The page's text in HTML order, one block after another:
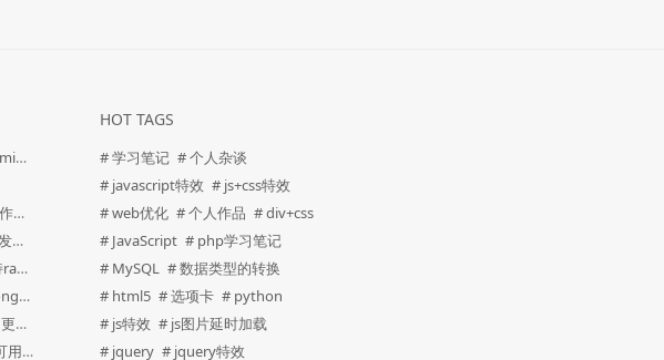
gsadmin发布脚手架工具 gsadminCli 助力快速开发
gin框架利用中间件记录用户操作行为
GS Admin 后端基于 golang 开发的企业级管理后台
thinkphp6的队列服务扩展支持rabbitmq
mongodb 好用的图表工具 mongodb charts
es+kibana个人使用笔记（后期更新）
个人lvs+keepalived+nginx 高可用负载均衡笔记
HOT TAGS
# 学习笔记 # 个人杂谈
# javascript特效 # js+css特效
# web优化 # 个人作品 # div+css
# JavaScript # php学习笔记
# MySQL # 数据类型的转换
# html5 # 选项卡 # python
# js特效 # js图片延时加载
# jquery # jquery特效